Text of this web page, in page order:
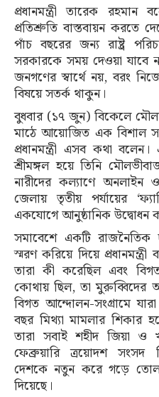
প্রধানমন্ত্রী তারেক
প্রতিশ্রুতি বাস্তবায়ন করতে
পাঁচ বছরের জন্য রাষ্ট্র
সরকারকে সময় দেওয়া যাবে
জনগণের স্বার্থে নয়, বরং
বিষয়ে সতর্ক থাকুন।
বুধবার (১৭ জুন) বিকেলে
মাঠে আয়োজিত এক বিশাল
প্রধানমন্ত্রী এসব কথা
শ্রীমঙ্গল হয়ে তিনি
নারীদের কল্যাণে অনলাইন
জেলায় তৃতীয় পর্যায়ের
একযোগে আনুষ্ঠানিক উদ্বোধন
সমাবেশে একটি
স্মরণ করিয়ে দিয়ে
তারা কী করেছিল এবং
কোথায় ছিল, তা মুরুব্বিদের
বিগত আন্দোলন-সংগ্রামে
বছর মিথ্যা মামলার শিকার
তারা সবাই শহীদ জিয়া ও
ফেব্রুয়ারি ত্রয়োদশ সংসদ
দেশকে নতুন করে গড়ে
দিয়েছে।